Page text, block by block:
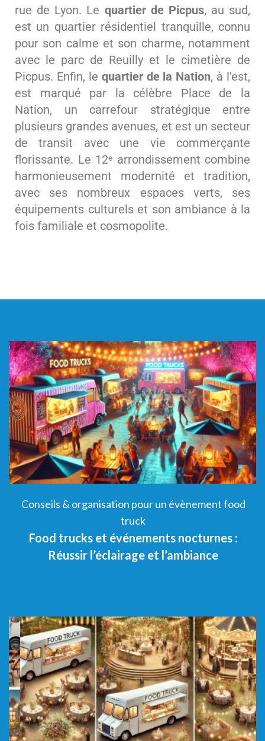
rue de Lyon. Le quartier de Picpus, au sud,
est un quartier résidentiel tranquille, connu
pour son calme et son charme, notamment
avec le parc de Reuilly et le cimetière de
Picpus. Enfin, le quartier de la Nation, à l’est,
est marqué par la célèbre Place de la
Nation, un carrefour stratégique entre
plusieurs grandes avenues, et est un secteur
de transit avec une vie commerçante
florissante. Le 12ᵉ arrondissement combine
harmonieusement modernité et tradition,
avec ses nombreux espaces verts, ses
équipements culturels et son ambiance à la
fois familiale et cosmopolite.
Conseils & organisation pour un évènement food
truck
Food trucks et événements nocturnes :
Réussir l’éclairage et l’ambiance